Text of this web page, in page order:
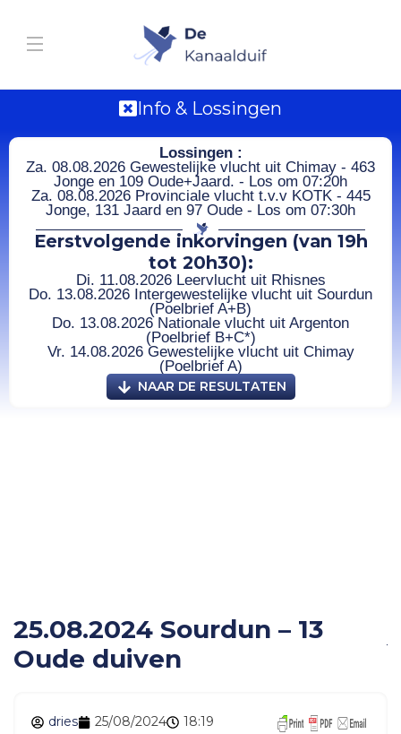
Info & Lossingen
Lossingen :
Za. 08.08.2026 Gewestelijke vlucht uit Chimay - 463
Jonge en 109 Oude+Jaard. - Los om 07:20h
Za. 08.08.2026 Provinciale vlucht t.v.v KOTK - 445
Jonge, 131 Jaard en 97 Oude - Los om 07:30h
Eerstvolgende inkorvingen (van 19h
tot 20h30):
Di. 11.08.2026 Leervlucht uit Rhisnes
Do. 13.08.2026 Intergewestelijke vlucht uit Sourdun
(Poelbrief A+B)
Do. 13.08.2026 Nationale vlucht uit Argenton
(Poelbrief B+C*)
Vr. 14.08.2026 Gewestelijke vlucht uit Chimay
(Poelbrief A)
NAAR DE RESULTATEN
25.08.2024 Sourdun – 13
Oude duiven
dries 25/08/2024 18:19